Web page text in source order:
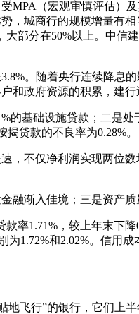
（宏观审慎评估）
，城商行的规模增量有
部分在50%以上。中信
。随着央行连续降息
政府资源的积累，建
基础设施贷款；二是处
贷款的不良率为0.28%。
不仅净利润实现两位数
渐入佳境；三是资产质
1.71%，较上年末下降
1.72%和2.02%。信用
行”的银行，它们上半